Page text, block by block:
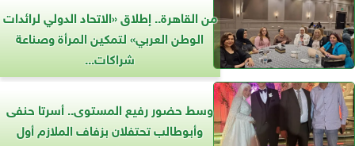
من القاهرة.. إطلاق «الاتحاد الدولي لرائدات
الوطن العربي» لتمكين المرأة وصناعة
شراكات...
وسط حضور رفيع المستوى.. أسرتا حنفى
وأبوطالب تحتفلان بزفاف الملازم أول